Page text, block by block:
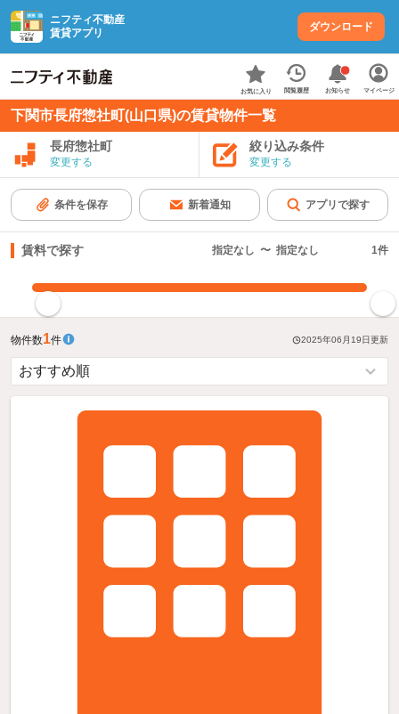
ニフティ不動産
賃貸アプリ
ダウンロード
お気に入り 閲覧履歴 お知らせ マイページ
下関市長府惣社町(山口県)の賃貸物件一覧
長府惣社町
変更する
絞り込み条件
変更する
条件を保存 新着通知 アプリで探す
賃料で探す 指定なし 〜 指定なし 1件
物件数1件 2025年06月19日更新